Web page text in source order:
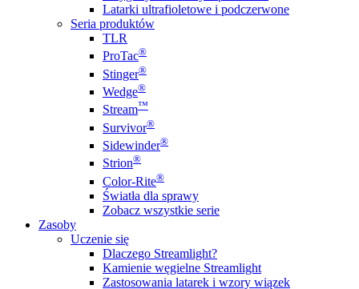
Latarki ultrafioletowe i podczerwone
Seria produktów
TLR
ProTac®
Stinger®
Wedge®
Stream™
Survivor®
Sidewinder®
Strion®
Color-Rite®
Światła dla sprawy
Zobacz wszystkie serie
Zasoby
Uczenie się
Dlaczego Streamlight?
Kamienie węgielne Streamlight
Zastosowania latarek i wzory wiązek